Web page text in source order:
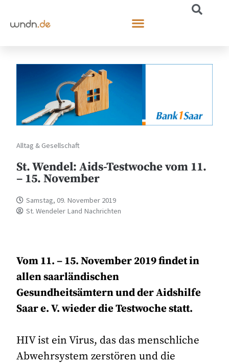
Alltag & Gesellschaft
St. Wendel: Aids-Testwoche vom 11.
– 15. November
Samstag, 09. November 2019
St. Wendeler Land Nachrichten
Vom 11. – 15. November 2019 findet in
allen saarländischen
Gesundheitsämtern und der Aidshilfe
Saar e. V. wieder die Testwoche statt.
HIV ist ein Virus, das das menschliche
Abwehrsystem zerstören und die